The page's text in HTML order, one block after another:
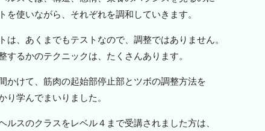
を使いながら、それぞれを調和していきます。
は、あくまでもテストなので、調整ではありません。
するかのテクニックは、たくさんあります。
かけて、筋肉の起始部停止部とツボの調整方法を
り学んでまいりました。
ルスのクラスをレベル４まで受講されました方は、